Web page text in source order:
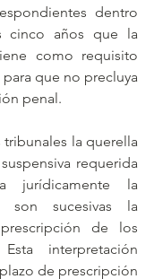
dentro
cinco años que la
como requisito
que no precluya
penal.
tribunales la querella
requerida
jurídicamente la
son sucesivas la
de los
interpretación
de prescripción